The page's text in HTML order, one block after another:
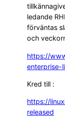
ledande
förväntas
och
https://
enterprise-
Kred till :
https://
released